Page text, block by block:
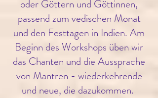
oder Göttern und Göttinnen,
passend zum vedischen Monat
und den Festtagen in Indien. Am
Beginn des Workshops üben wir
das Chanten und die Aussprache
von Mantren - wiederkehrende
und neue, die dazukommen.